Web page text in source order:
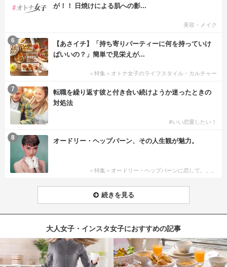
が！！ 日焼けによる肌への影...
美容・メイク
【あさイチ】「持ち寄りパーティーに何を持っていけ
ばいいの？」簡単で見栄えが...
＜特集＞オトナ女子のライフスタイル・カルチャー
6
転職を繰り返す彼と付き合い続けようか迷ったときの
対処法
#いい恋愛したい！
7
オードリー・ヘップバーン、その人生観が魅力。
＜特集＞オードリー・ヘップバーンに恋して。。。
8
続きを見る
大人女子・インスタ女子におすすめの記事